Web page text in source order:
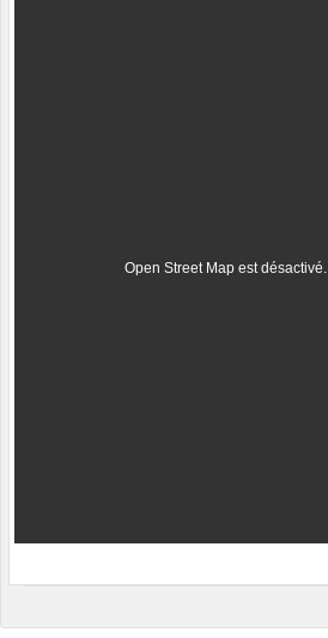
Open Street Map est désactivé.